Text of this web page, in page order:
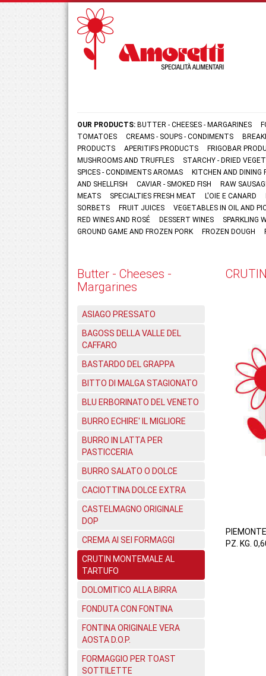
OUR PRODUCTS: BUTTER - CHEESES - MARGARINES
TOMATOES
CREAMS - SOUPS - CONDIMENTS
PRODUCTS
APERITIFS PRODUCTS
FRIGOBAR
MUSHROOMS AND TRUFFLES
STARCHY - DRIED
SPICES - CONDIMENTS AROMAS
KITCHEN AND
AND SHELLFISH
CAVIAR - SMOKED FISH
RAW
MEATS
SPECIALTIES FRESH MEAT L'OIE E CANARD
SORBETS
FRUIT JUICES
VEGETABLES IN OIL AND
RED WINES AND ROSÉ
DESSERT WINES
SPARKLING
GROUND GAME AND FROZEN PORK
FROZEN DOUGH
Butter - Cheeses -
Margarines
ASIAGO PRESSATO
BAGOSS DELLA VALLE DEL
CAFFARO
BASTARDO DEL GRAPPA
BITTO DI MALGA STAGIONATO
BLU ERBORINATO DEL VENETO
BURRO ECHIRE' IL MIGLIORE
BURRO IN LATTA PER
PASTICCERIA
BURRO SALATO O DOLCE
CACIOTTINA DOLCE EXTRA
CASTELMAGNO ORIGINALE
DOP
CREMA AI SEI FORMAGGI
CRUTIN MONTEMALE AL
TARTUFO
DOLOMITICO ALLA BIRRA
FONDUTA CON FONTINA
FONTINA ORIGINALE VERA
AOSTA D.O.P.
FORMAGGIO PER TOAST
SOTTILETTE
PIEMONTE
PZ. KG.